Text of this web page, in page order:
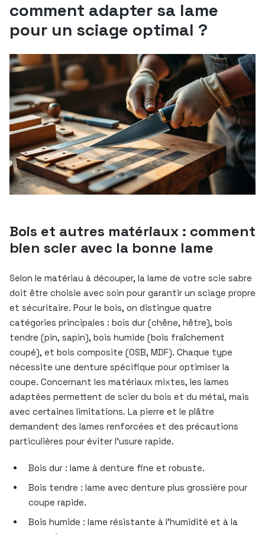
comment adapter sa lame
pour un sciage optimal ?
Bois et autres matériaux : comment
bien scier avec la bonne lame
Selon le matériau à découper, la lame de votre scie sabre
doit être choisie avec soin pour garantir un sciage propre
et sécuritaire. Pour le bois, on distingue quatre
catégories principales : bois dur (chêne, hêtre), bois
tendre (pin, sapin), bois humide (bois fraîchement
coupé), et bois composite (OSB, MDF). Chaque type
nécessite une denture spécifique pour optimiser la
coupe. Concernant les matériaux mixtes, les lames
adaptées permettent de scier du bois et du métal, mais
avec certaines limitations. La pierre et le plâtre
demandent des lames renforcées et des précautions
particulières pour éviter l’usure rapide.
Bois dur : lame à denture fine et robuste.
Bois tendre : lame avec denture plus grossière pour
coupe rapide.
Bois humide : lame résistante à l’humidité et à la